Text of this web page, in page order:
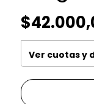
Ver cuotas y